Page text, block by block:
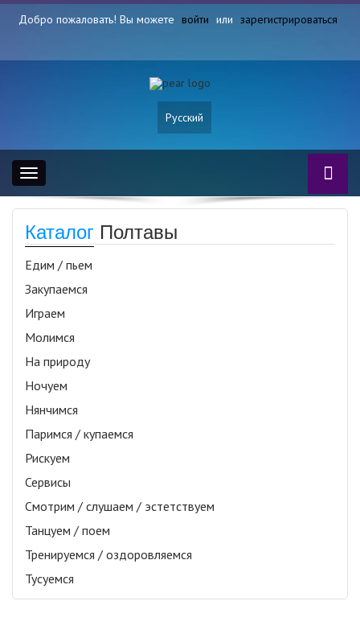
Добро пожаловать! Вы можете войти или зарегистрироваться
Русский
Toggle
navigation
Каталог Полтавы
Едим / пьем
Закупаемся
Играем
Молимся
На природу
Ночуем
Нянчимся
Паримся / купаемся
Рискуем
Сервисы
Смотрим / слушаем / эстетствуем
Танцуем / поем
Тренируемся / оздоровляемся
Тусуемся